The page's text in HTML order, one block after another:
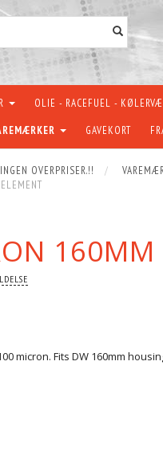
OLIE - RACEFUEL -
GAVEKORT
OVERPRISER.!!
160MM
micron. Fits DW 160mm